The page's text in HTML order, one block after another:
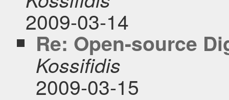
2009-03-14
Re: Open-source
Kossifidis
2009-03-15